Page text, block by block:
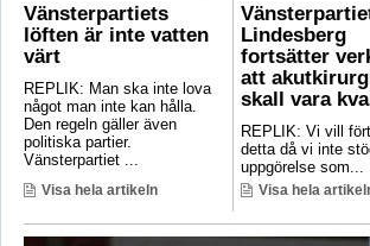
Vänsterpartiets
löften är inte vatten
värt
REPLIK: Man ska inte lova
något man inte kan hålla.
Den regeln gäller även
politiska partier.
Vänsterpartiet ...
Visa hela artikeln
Lindesberg
fortsätter
att
skall vara
REPLIK: Vi vill
detta då vi inte
uppgörelse som...
Visa hela